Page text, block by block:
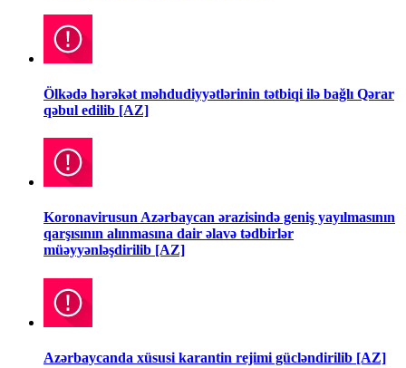
Ölkədə hərəkət məhdudiyyətlərinin tətbiqi ilə bağlı Qərar
qəbul edilib [AZ]
Koronavirusun Azərbaycan ərazisində geniş yayılmasının
qarşısının alınmasına dair əlavə tədbirlər
müəyyənləşdirilib [AZ]
Azərbaycanda xüsusi karantin rejimi gücləndirilib [AZ]